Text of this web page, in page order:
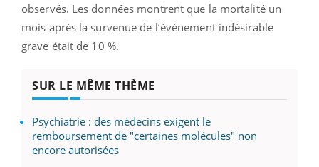
observés. Les données montrent que la mortalité un
mois après la survenue de l’événement indésirable
grave était de 10 %.
SUR LE MÊME THÈME
Psychiatrie : des médecins exigent le
remboursement de "certaines molécules" non
encore autorisées